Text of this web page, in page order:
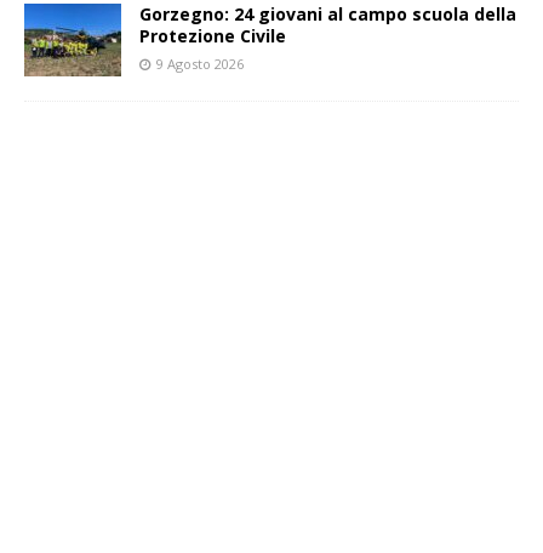
Gorzegno: 24 giovani al campo scuola della
Protezione Civile
9 Agosto 2026